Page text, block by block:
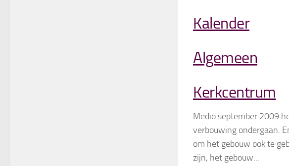
Kalender
Algemeen
Kerkcentrum
Medio september 2009
verbouwing ondergaan.
om het gebouw ook te
zijn, het gebouw...